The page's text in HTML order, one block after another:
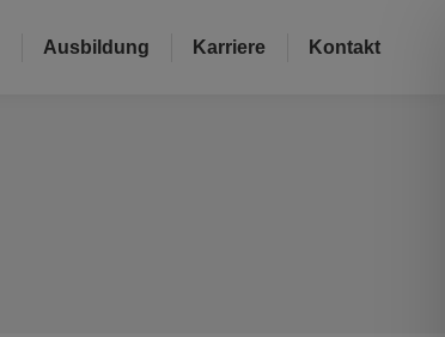
Ausbildung Karriere Kontakt